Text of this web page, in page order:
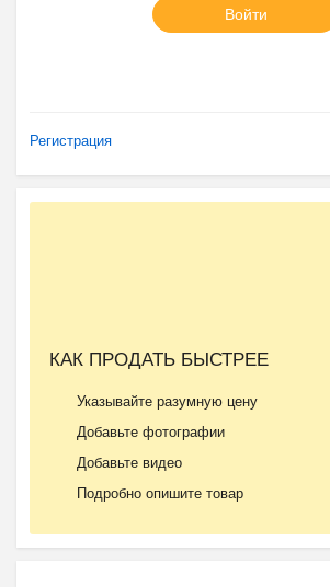
Войти
Регистрация
КАК ПРОДАТЬ БЫСТРЕЕ
Указывайте разумную цену
Добавьте фотографии
Добавьте видео
Подробно опишите товар